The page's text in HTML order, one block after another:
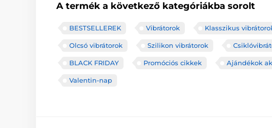
A termék a következő kategóriákba sorolt
BESTSELLEREK Vibrátorok Klasszikus
Olcsó vibrátorok Szilikon vibrátorok
BLACK FRIDAY Promóciós cikkek Ajándékok
Valentin-nap